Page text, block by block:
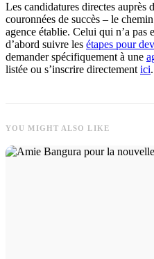
Les candidatures directes auprès
couronnées de succès – le
agence établie. Celui qui n’a pas
d’abord suivre les étapes pour
demander spécifiquement à une
listée ou s’inscrire directement ici.
YOU MIGHT ALSO LIKE